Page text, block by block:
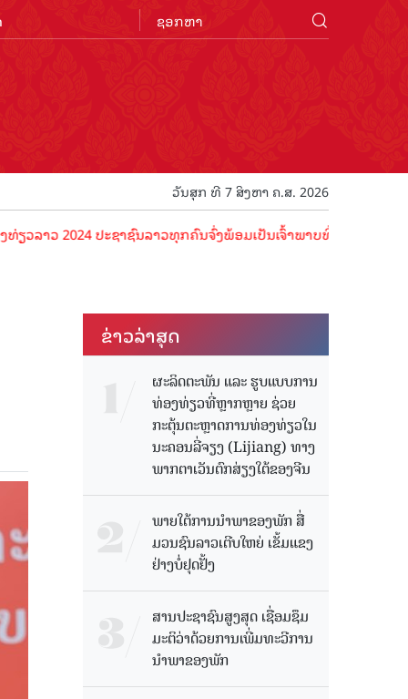
ວັນສຸກ ທີ 7 ສິງຫາ ຄ.ສ. 2026
ປະຊາຊົນລາວທຸກຄົນຈົ່ງພ້ອມເປັນເຈົ້າພາບທີ່ດີ ຕ້ອນຮັບນັກທ່ອງທ່ຽ
ຂ່າວ​ລ່າ​ສຸດ
ຜະລິດຕະພັນ ແລະ ຮູບແບບການ
ທ່ອງທ່ຽວທີ່ຫຼາກຫຼາຍ ຊ່ວຍ
ກະຕຸ້ນຕະຫຼາດການທ່ອງທ່ຽວໃນ
ນະຄອນລີ່ຈຽງ (Lijiang) ທາງ
ພາກຕາເວັນຕົກສ່ຽງໃຕ້ຂອງຈີນ
ພາຍໃຕ້ການນໍາພາຂອງພັກ ສື່
ມວນຊົນລາວເຕີບໃຫຍ່ ເຂັ້ມແຂງ
ຢ່າງບໍ່ຢຸດຢັ້ງ
ສານປະຊາຊົນສູງສຸດ ເຊື່ອມຊຶມ
ມະຕິວ່າດ້ວຍການເພີ່ມທະວີການ
ນຳພາຂອງພັກ